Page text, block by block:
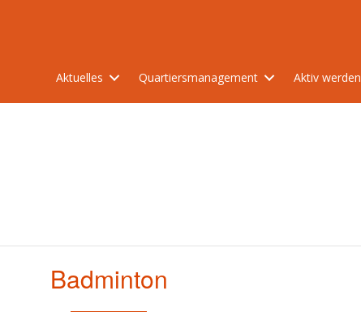
Aktuelles Quartiersmanagement Aktiv werden
Badminton